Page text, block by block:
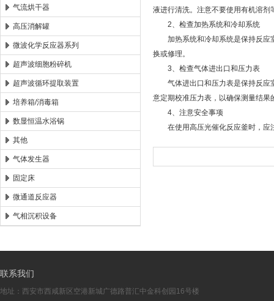
气流烘干器
高压消解罐
微波化学反应器系列
超声波细胞粉碎机
超声波循环提取装置
培养箱/消毒箱
数显恒温水浴锅
其他
气体发生器
固定床
微通道反应器
气相沉积设备
液进行清洗。注意不要使用有机溶
2、检查加热系统和冷却系统
加热系统和冷却系统是保持反应室
换或修理。
3、检查气体进出口和压力表
气体进出口和压力表是保持反应室
意定期校准压力表，以确保测量结果
4、注意安全事项
在使用高压光催化反应釜时，应
联系我们
地址：西安市西咸新区空港新城广德路普汇中金科创园16号楼